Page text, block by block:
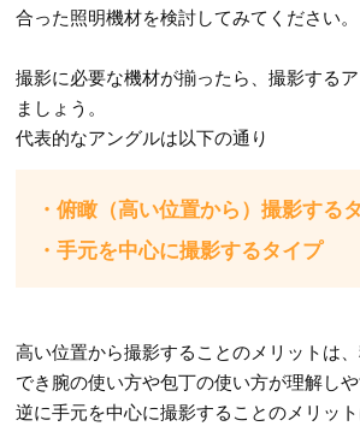
合った照明機材を検討してみてください。
撮影に必要な機材が揃ったら、撮影する
ましょう。
代表的なアングルは以下の通り
・俯瞰（高い位置から）撮影する
・手元を中心に撮影するタイプ
高い位置から撮影することのメリットは
でき腕の使い方や包丁の使い方が理解しや
逆に手元を中心に撮影することのメリッ